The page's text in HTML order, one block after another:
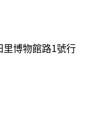
博物館路1號行